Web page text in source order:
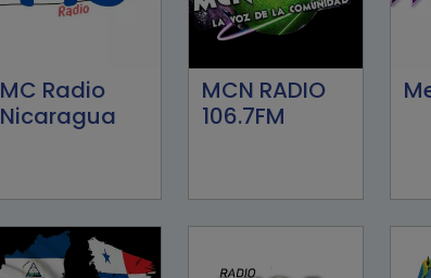
MC Radio
Nicaragua
MCN RADIO
106.7FM